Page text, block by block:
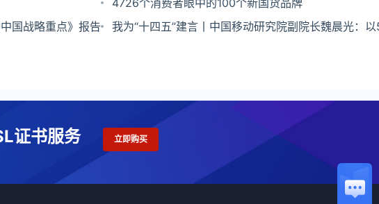
4726个消费者眼中的100个新国货品牌
国战略重点》报告
我为“十四五”建言丨中国移动研究院副院长魏晨光：
证书服务 立即购买